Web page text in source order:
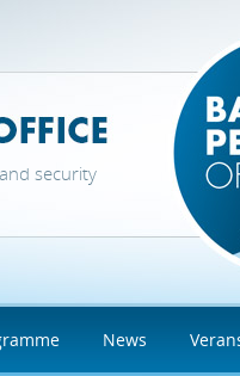
security
News